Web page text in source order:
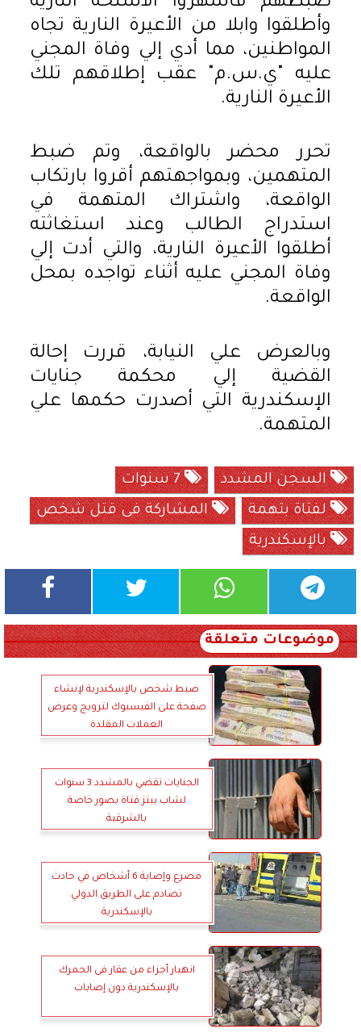
وأطلقوا وابلا من الأعيرة النارية تجاه
المواطنين، مما أدي إلي وفاة المجني
عليه "ي.س.م" عقب إطلاقهم تلك
الأعيرة النارية.
تحرر محضر بالواقعة، وتم ضبط
المتهمين، وبمواجهتهم أقروا بارتكاب
الواقعة، واشتراك المتهمة في
استدراج الطالب وعند استغاثته
أطلقوا الأعيرة النارية، والتي أدت إلي
وفاة المجني عليه أثناء تواجده بمحل
الواقعة.
وبالعرض علي النيابة، قررت إحالة
القضية إلي محكمة جنايات
الإسكندرية التي أصدرت حكمها علي
المتهمة.
السجن المشدد
7 سنوات
لفتاة بتهمة
المشاركة فى قتل شخص
بالإسكندرية
موضوعات متعلقة
ضبط شخص بالإسكندرية لإنشاء
صفحة على الفيسبوك لترويج وعرض
العملات المقلدة
الجنايات تقضي بالمشدد 3 سنوات
لشاب يبتز فتاة بصور خاصة
بالشرقية
مصرع وإصابة 6 أشخاص في حادث
تصادم على الطريق الدولي
بالإسكندرية
انهيار أجزاء من عقار فى الجمرك
بالإسكندرية دون إصابات